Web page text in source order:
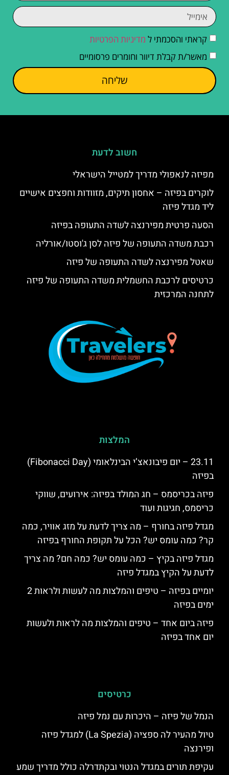
קראתי והסכמתי ל מדיניות הפרטיות
מאשר/ת קבלת דיוור וחומרים פרסומיים
שליחה
חשוב לדעת
מפיזה לנאפולי מדריך למטייל הישראלי
לוקרים בפיזה – אחסון תיקים, מזוודות וחפצים אישיים
ליד מגדל פיזה
הסעה פרטית מפירנצה לשדה התעופה בפיזה
רכבת משדה התעופה של פיזה לסן ג'וסטו/אורליה
שאטל מפירנצה לשדה התעופה של פיזה
כרטיסים לרכבת החשמלית משדה התעופה של פיזה
לתחנה המרכזית
המלצות
23.11 – יום פיבונאצ’י הבינלאומי (Fibonacci Day)
בפיזה
פיזה בכריסמס – חג המולד בפיזה: אירועים, שווקי
כריסמס, חגיגות ועוד
מגדל פיזה בחורף – מה צריך לדעת על מזג אוויר, כמה
קר? כמה עומס יש? הכל על תקופת החורף בפיזה
מגדל פיזה בקיץ – כמה עומס יש? כמה חם? מה צריך
לדעת על הקיץ במגדל פיזה
יומיים בפיזה – טיפים והמלצות מה לעשות ולראות 2
ימים בפיזה
פיזה ביום אחד – טיפים והמלצות מה לראות ולעשות
יום אחד בפיזה
כרטיסים
הנמל של פיזה – היכרות עם נמל פיזה
טיול מהעיר לה ספציה (La Spezia) למגדל פיזה
ופירנצה
עקיפת תורים במגדל הנטוי ובקתדרלה כולל מדריך שמע